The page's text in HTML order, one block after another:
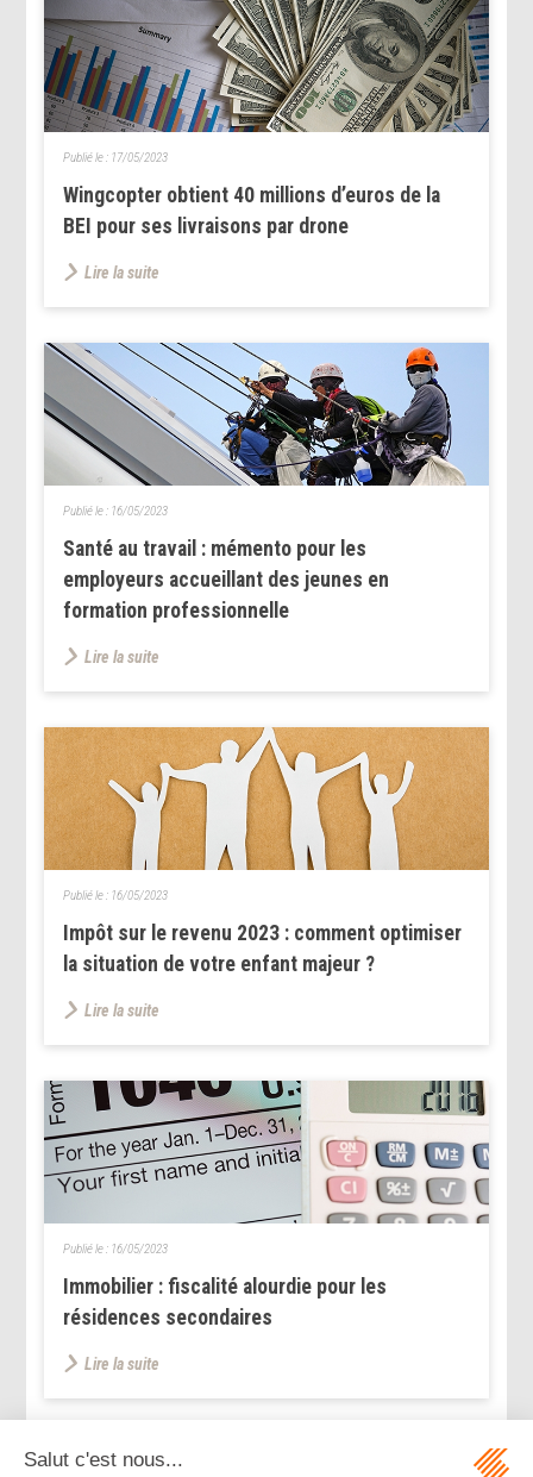
Wingcopter obtient 40 millions d’euros de la
BEI pour ses livraisons par drone
Publié le : 17/05/2023
Lire la suite
Santé au travail : mémento pour les
employeurs accueillant des jeunes en
formation professionnelle
Publié le : 16/05/2023
Lire la suite
Impôt sur le revenu 2023 : comment optimiser
la situation de votre enfant majeur ?
Publié le : 16/05/2023
Lire la suite
Immobilier : fiscalité alourdie pour les
résidences secondaires
Publié le : 16/05/2023
Lire la suite
<< < ... 210